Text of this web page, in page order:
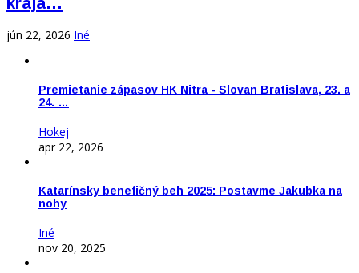
jún 22, 2026 Iné
Premietanie zápasov HK Nitra - Slovan Bratislava, 23. a
24. …
Hokej
apr 22, 2026
Katarínsky benefičný beh 2025: Postavme Jakubka na
nohy
Iné
nov 20, 2025